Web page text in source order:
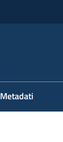
Metadati